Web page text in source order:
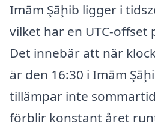
Imām Şāḩib ligger i
vilket har en UTC-offset
Det innebär att när
är den 16:30 i Imām
tillämpar inte
förblir konstant året